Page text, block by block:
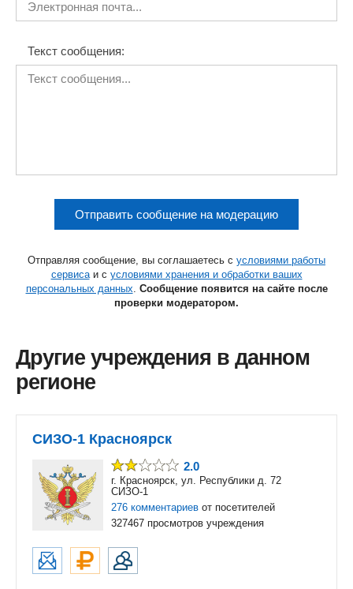
Текст сообщения:
Отправить сообщение на модерацию
Отправляя сообщение, вы соглашаетесь с условиями работы
сервисаи с условиями хранения и обработки ваших
персональных данных. Сообщение появится на сайте после
проверки модератором.
Другие учреждения в данном
регионе
СИЗО-1 Красноярск
2.0
г. Красноярск, ул. Республики д. 72
СИЗО-1
276 комментариев от посетителей
327467 просмотров учреждения